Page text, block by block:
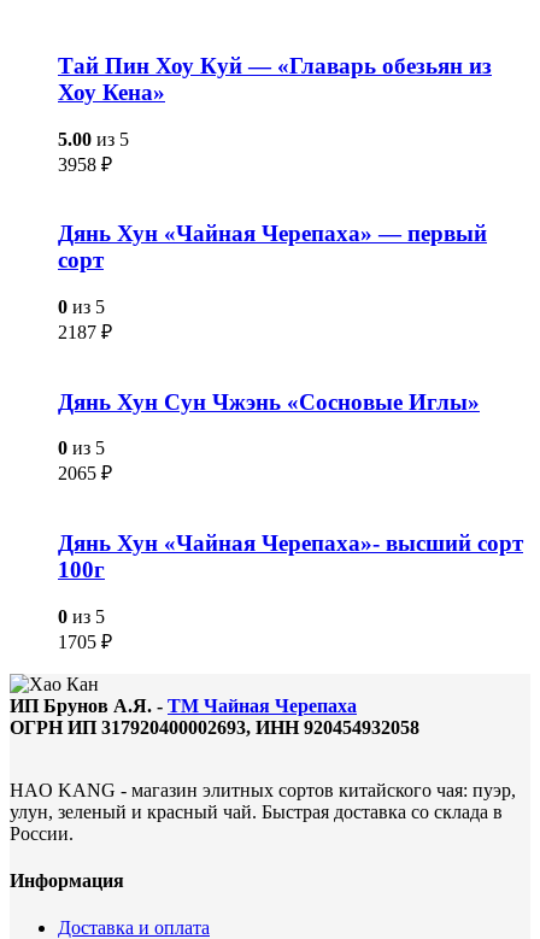
Тай Пин Хоу Куй — «Главарь обезьян из
Хоу Кена»
5.00 из 5
3958 ₽
Дянь Хун «Чайная Черепаха» — первый
сорт
0 из 5
2187 ₽
Дянь Хун Сун Чжэнь «Сосновые Иглы»
0 из 5
2065 ₽
Дянь Хун «Чайная Черепаха»- высший сорт
100г
0 из 5
1705 ₽
ИП Брунов А.Я. - ТМ Чайная Черепаха
ОГРН ИП 317920400002693, ИНН 920454932058
HAO KANG - магазин элитных сортов китайского чая: пуэр,
улун, зеленый и красный чай. Быстрая доставка со склада в
России.
Информация
Доставка и оплата